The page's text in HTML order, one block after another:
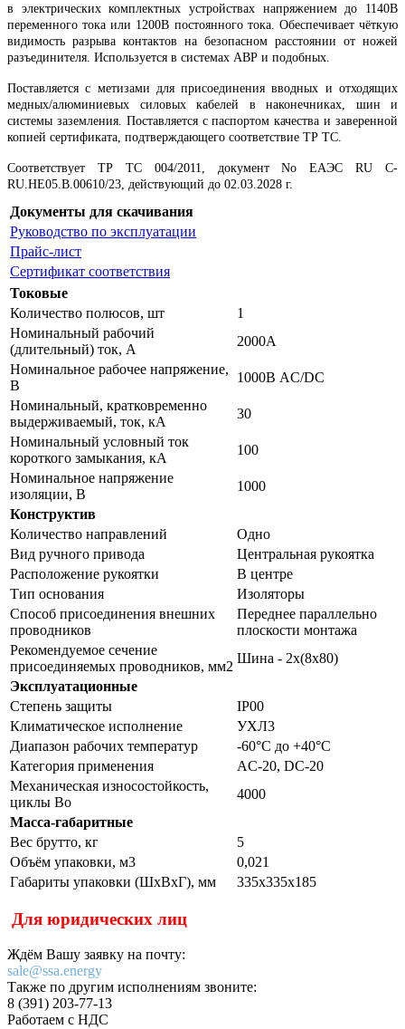
в электрических комплектных устройствах напряжением до 1140В
переменного тока или 1200В постоянного тока. Обеспечивает чёткую
видимость разрыва контактов на безопасном расстоянии от ножей
разъединителя. Используется в системах АВР и подобных.
Поставляется с метизами для присоединения вводных и отходящих
медных/алюминиевых силовых кабелей в наконечниках, шин и
системы заземления. Поставляется с паспортом качества и заверенной
копией сертификата, подтверждающего соответствие ТР ТС.
Соответствует ТР ТС 004/2011, документ No ЕАЭС RU C-
RU.НЕ05.B.00610/23, действующий до 02.03.2028 г.
Документы для скачивания
Руководство по эксплуатации
Прайс-лист
Сертификат соответствия
Токовые
Количество полюсов, шт
1
Номинальный рабочий
(длительный) ток, А
2000А
Номинальное рабочее напряжение,
В
1000В AC/DC
Номинальный, кратковременно
выдерживаемый, ток, кА
30
Номинальный условный ток
короткого замыкания, кА
100
Номинальное напряжение
изоляции, В
1000
Конструктив
Количество направлений
Одно
Вид ручного привода
Центральная рукоятка
Расположение рукоятки
В центре
Тип основания
Изоляторы
Способ присоединения внешних
проводников
Переднее параллельно
плоскости монтажа
Рекомендуемое сечение
присоединяемых проводников, мм2
Шина - 2х(8х80)
Эксплуатационные
Степень защиты
IP00
Климатическое исполнение
УХЛ3
Диапазон рабочих температур
-60°С до +40°С
Категория применения
AC-20, DC-20
Механическая износостойкость,
циклы Во
4000
Масса-габаритные
Вес брутто, кг
5
Объём упаковки, м3
0,021
Габариты упаковки (ШхВхГ), мм
335х335х185
Для юридических лиц
Ждём Вашу заявку на почту:
sale@ssa.energy
Также по другим исполнениям звоните:
8 (391) 203-77-13
Работаем с НДС